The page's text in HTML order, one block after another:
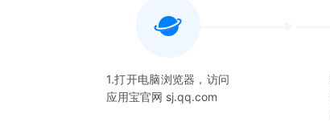
1.打开电脑浏览器，访问
应用宝官网 sj.qq.com